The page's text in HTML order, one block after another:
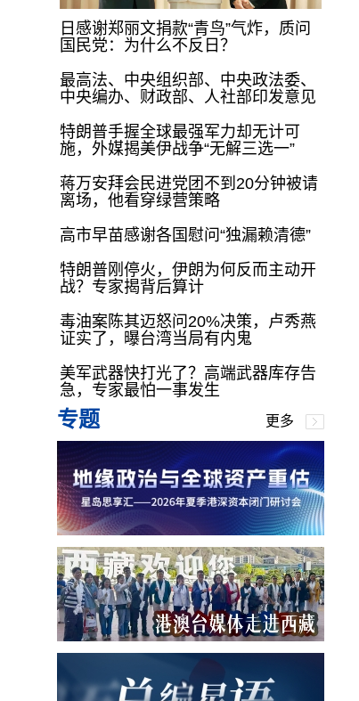
日感谢郑丽文捐款“青鸟”气炸，质问
国民党：为什么不反日？
最高法、中央组织部、中央政法委、
中央编办、财政部、人社部印发意见
特朗普手握全球最强军力却无计可
施，外媒揭美伊战争“无解三选一”
蒋万安拜会民进党团不到20分钟被请
离场，他看穿绿营策略
高市早苗感谢各国慰问“独漏赖清德”
特朗普刚停火，伊朗为何反而主动开
战？专家揭背后算计
毒油案陈其迈怒问20%决策，卢秀燕
证实了，曝台湾当局有内鬼
美军武器快打光了？高端武器库存告
急，专家最怕一事发生
专题 更多